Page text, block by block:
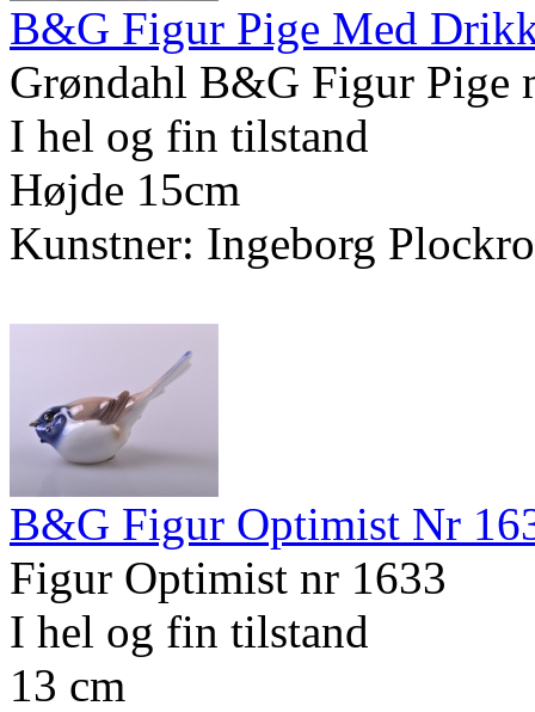
B&G Figur Pige Med
Grøndahl B&G Figur Pige
I hel og fin tilstand
Højde 15cm
Kunstner: Ingeborg
B&G Figur Optimist Nr
Figur Optimist nr 1633
I hel og fin tilstand
13 cm